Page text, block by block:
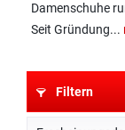
Damenschuhe
Seit Gründung...
Filtern